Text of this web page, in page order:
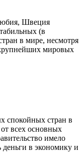
Швеция
(в
в мире, несмотря
крупнейших мировых
спокойных стран в
от всех основных
имело
деньги в экономику и